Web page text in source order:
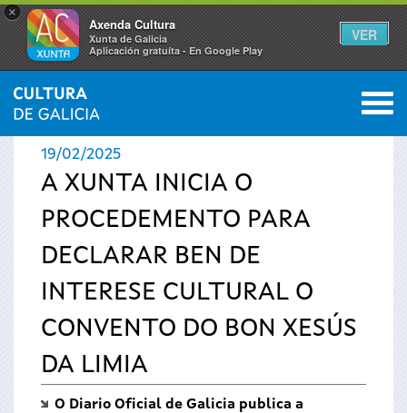
×
Axenda Cultura
Xunta de Galicia
Aplicación gratuíta - En Google Play
VER
Vostede
está
aquí
INICIO › ACTUALIDADE 0
19/02/2025
A XUNTA INICIA O
PROCEDEMENTO PARA
DECLARAR BEN DE
INTERESE CULTURAL O
CONVENTO DO BON XESÚS
DA LIMIA
O Diario Oficial de Galicia publica a